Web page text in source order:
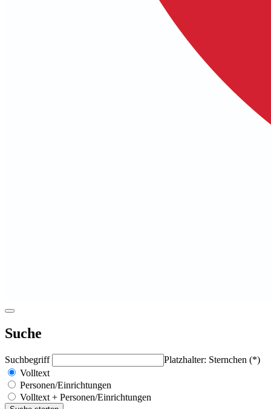
Suche
Suchbegriff
Platzhalter: Sternchen (*)
Volltext
Personen/Einrichtungen
Volltext + Personen/Einrichtungen